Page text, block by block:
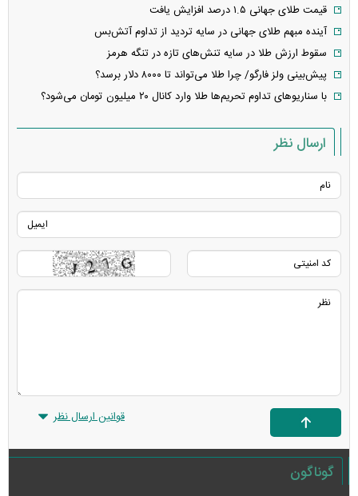
قیمت طلای جهانی ۱.۵ درصد افزایش یافت
آینده مبهم طلای جهانی در سایه تردید از تداوم آتش‌بس
سقوط ارزش طلا در سایه تنش‌های تازه در تنگه هرمز
پیش‌بینی ولز فارگو/ چرا طلا می‌تواند تا ۸۰۰۰ دلار برسد؟
با سناریو‌های تداوم تحریم‌ها طلا وارد کانال ۲۰ میلیون تومان می‌شود؟
ارسال نظر
قوانین ارسال نظر
گوناگون